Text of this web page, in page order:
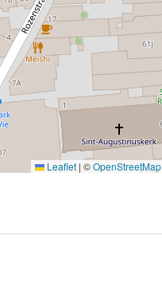
Leaflet | ©OpenStreetMap